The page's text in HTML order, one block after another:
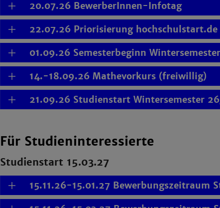
20.07.26 BewerberInnen-Infotag
22.07.26 Priorisierung hochschulstart.de
01.09.26 Semesterbeginn
14.-18.09.26 Mathevorkurs (freiwillig)
21.09.26 Studienstart Wintersemester
Für Studieninteressierte
Studienstart 15.03.27
15.11.26-15.01.27 Bewerbungszeitraum